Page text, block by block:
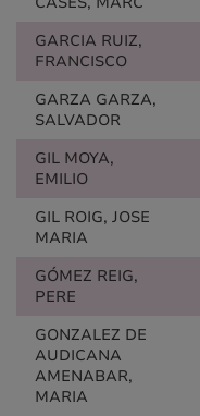
GARCIA RUIZ,
FRANCISCO
GARZA GARZA,
SALVADOR
GIL MOYA,
EMILIO
GIL ROIG, JOSE
MARIA
GÓMEZ REIG,
PERE
GONZALEZ DE
AUDICANA
AMENABAR,
MARIA